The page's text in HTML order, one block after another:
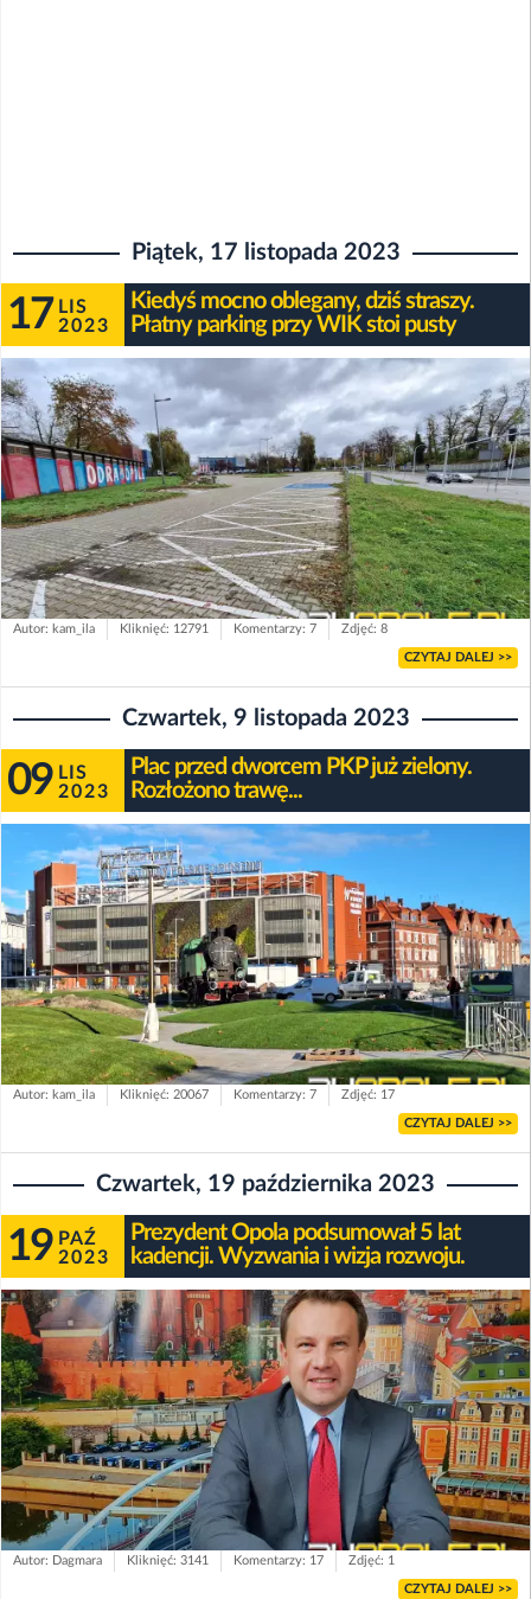
Piątek, 17 listopada 2023
17 LIS
2023
Kiedyś mocno oblegany, dziś straszy.
Płatny parking przy WIK stoi pusty
Autor: kam_ila Kliknięć: 12791 Komentarzy: 7 Zdjęć: 8
CZYTAJ DALEJ >>
Czwartek, 9 listopada 2023
09 LIS
2023
Plac przed dworcem PKP już zielony.
Rozłożono trawę...
Autor: kam_ila Kliknięć: 20067 Komentarzy: 7 Zdjęć: 17
CZYTAJ DALEJ >>
Czwartek, 19 października 2023
19 PAŹ
2023
Prezydent Opola podsumował 5 lat
kadencji. Wyzwania i wizja rozwoju.
Autor: Dagmara Kliknięć: 3141 Komentarzy: 17 Zdjęć: 1
CZYTAJ DALEJ >>